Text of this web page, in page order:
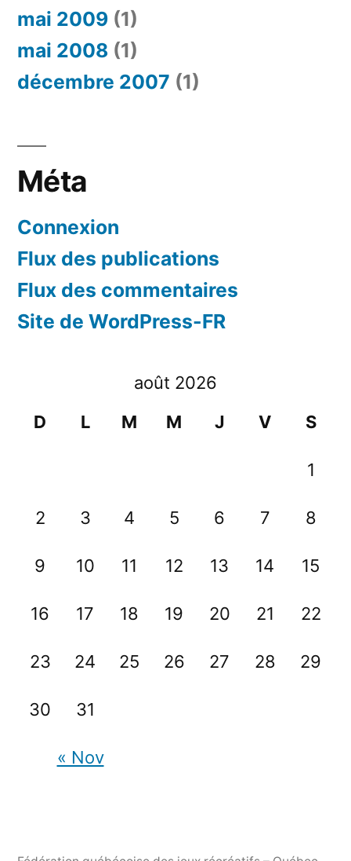
mai 2009 (1)
mai 2008 (1)
décembre 2007 (1)
Méta
Connexion
Flux des publications
Flux des commentaires
Site de WordPress-FR
août 2026
D
L M M J V S
1
2 3 4 5 6 7 8
9 10 11 12 13 14 15
16 17 18 19 20 21 22
23 24 25 26 27 28 29
30 31
« Nov